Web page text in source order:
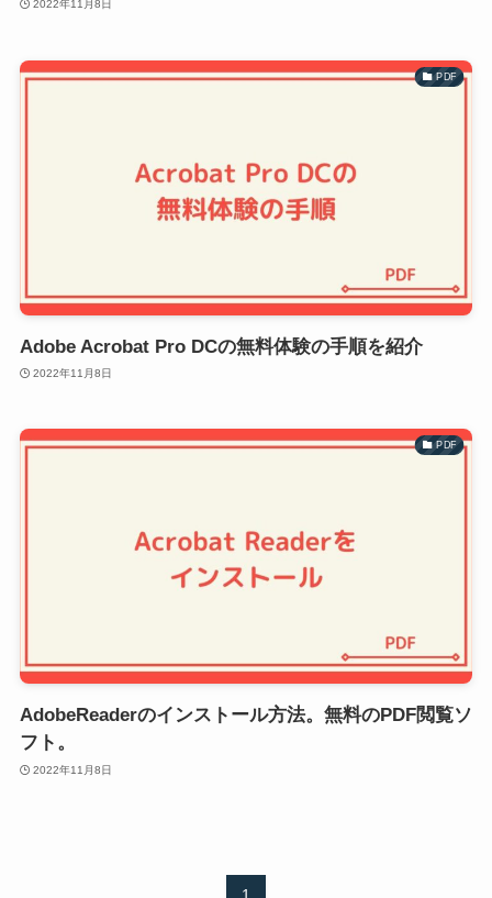
2022年11月8日
PDF
Adobe Acrobat Pro DCの無料体験の手順を紹介
2022年11月8日
PDF
AdobeReaderのインストール方法。無料のPDF閲覧ソ
フト。
2022年11月8日